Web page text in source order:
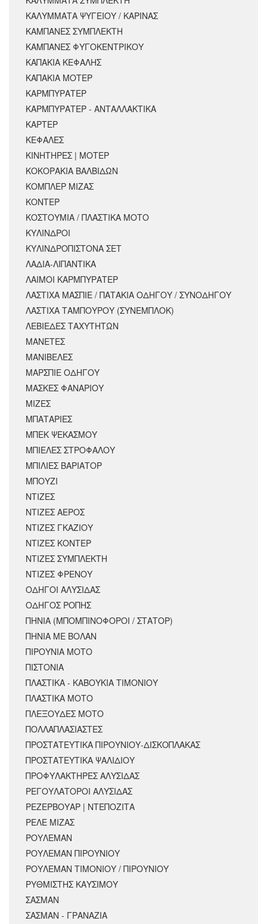
ΚΑΛΥΜΜΑΤΑ ΨΥΓΕΙΟΥ / ΚΑΡΙΝΑΣ
ΚΑΜΠΑΝΕΣ ΣΥΜΠΛΕΚΤΗ
ΚΑΜΠΑΝΕΣ ΦΥΓΟΚΕΝΤΡΙΚΟΥ
ΚΑΠΑΚΙΑ ΚΕΦΑΛΗΣ
ΚΑΠΑΚΙΑ ΜΟΤΕΡ
ΚΑΡΜΠΥΡΑΤΕΡ
ΚΑΡΜΠΥΡΑΤΕΡ - ΑΝΤΑΛΛΑΚΤΙΚΑ
ΚΑΡΤΕΡ
ΚΕΦΑΛΕΣ
ΚΙΝΗΤΗΡΕΣ | ΜΟΤΕΡ
ΚΟΚΟΡΑΚΙΑ ΒΑΛΒΙΔΩΝ
ΚΟΜΠΛΕΡ ΜΙΖΑΣ
ΚΟΝΤΕΡ
ΚΟΣΤΟΥΜΙΑ / ΠΛΑΣΤΙΚΑ ΜΟΤΟ
ΚΥΛΙΝΔΡΟΙ
ΚΥΛΙΝΔΡΟΠΙΣΤΟΝΑ ΣΕΤ
ΛΑΔΙΑ-ΛΙΠΑΝΤΙΚΑ
ΛΑΙΜΟΙ ΚΑΡΜΠΥΡΑΤΕΡ
ΛΑΣΤΙΧΑ ΜΑΣΠΙΕ / ΠΑΤΑΚΙΑ ΟΔΗΓΟΥ / ΣΥΝΟΔΗΓΟΥ
ΛΑΣΤΙΧΑ ΤΑΜΠΟΥΡΟΥ (ΣΥΝΕΜΠΛΟΚ)
ΛΕΒΙΕΔΕΣ ΤΑΧΥΤΗΤΩΝ
ΜΑΝΕΤΕΣ
ΜΑΝΙΒΕΛΕΣ
ΜΑΡΣΠΙΕ ΟΔΗΓΟΥ
ΜΑΣΚΕΣ ΦΑΝΑΡΙΟΥ
ΜΙΖΕΣ
ΜΠΑΤΑΡΙΕΣ
ΜΠΕΚ ΨΕΚΑΣΜΟΥ
ΜΠΙΕΛΕΣ ΣΤΡΟΦΑΛΟΥ
ΜΠΙΛΙΕΣ ΒΑΡΙΑΤΟΡ
ΜΠΟΥΖΙ
ΝΤΙΖΕΣ
ΝΤΙΖΕΣ ΑΕΡΟΣ
ΝΤΙΖΕΣ ΓΚΑΖΙΟΥ
ΝΤΙΖΕΣ ΚΟΝΤΕΡ
ΝΤΙΖΕΣ ΣΥΜΠΛΕΚΤΗ
ΝΤΙΖΕΣ ΦΡΕΝΟΥ
ΟΔΗΓΟΙ ΑΛΥΣΙΔΑΣ
ΟΔΗΓΟΣ ΡΟΠΗΣ
ΠΗΝΙΑ (ΜΠΟΜΠΙΝΟΦΟΡΟΙ / ΣΤΑΤΟΡ)
ΠΗΝΙΑ ΜΕ ΒΟΛΑΝ
ΠΙΡΟΥΝΙΑ ΜΟΤΟ
ΠΙΣΤΟΝΙΑ
ΠΛΑΣΤΙΚΑ - ΚΑΒΟΥΚΙΑ ΤΙΜΟΝΙΟΥ
ΠΛΑΣΤΙΚΑ ΜΟΤΟ
ΠΛΕΞΟΥΔΕΣ ΜΟΤΟ
ΠΟΛΛΑΠΛΑΣΙΑΣΤΕΣ
ΠΡΟΣΤΑΤΕΥΤΙΚΑ ΠΙΡΟΥΝΙΟΥ-ΔΙΣΚΟΠΛΑΚΑΣ
ΠΡΟΣΤΑΤΕΥΤΙΚΑ ΨΑΛΙΔΙΟΥ
ΠΡΟΦΥΛΑΚΤΗΡΕΣ ΑΛΥΣΙΔΑΣ
ΡΕΓΟΥΛΑΤΟΡΟΙ ΑΛΥΣΙΔΑΣ
ΡΕΖΕΡΒΟΥΑΡ | ΝΤΕΠΟΖΙΤΑ
ΡΕΛΕ ΜΙΖΑΣ
ΡΟΥΛΕΜΑΝ
ΡΟΥΛΕΜΑΝ ΠΙΡΟΥΝΙΟΥ
ΡΟΥΛΕΜΑΝ ΤΙΜΟΝΙΟΥ / ΠΙΡΟΥΝΙΟΥ
ΡΥΘΜΙΣΤΗΣ ΚΑΥΣΙΜΟΥ
ΣΑΣΜΑΝ
ΣΑΣΜΑΝ - ΓΡΑΝΑΖΙΑ